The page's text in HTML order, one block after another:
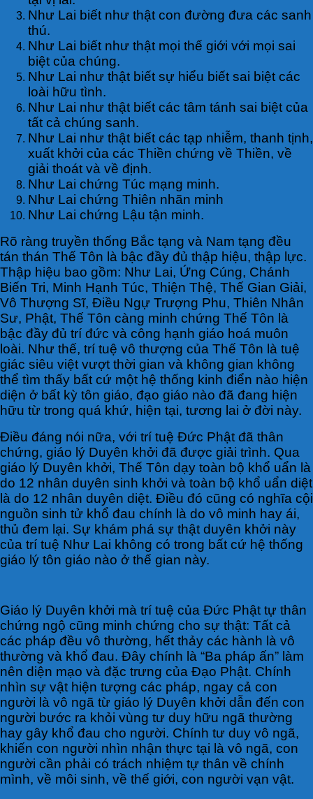
Như Lai biết như thật con đường đưa các sanh
thú.
Như Lai biết như thật mọi thế giới với mọi sai
biệt của chúng.
Như Lai như thật biết sự hiểu biết sai biệt các
loài hữu tình.
Như Lai như thật biết các tâm tánh sai biệt của
tất cả chúng sanh.
Như Lai như thật biết các tạp nhiễm, thanh tịnh,
xuất khởi của các Thiền chứng về Thiền, về
giải thoát và về định.
Như Lai chứng Túc mạng minh.
Như Lai chứng Thiên nhãn minh
Như Lai chứng Lậu tận minh.
Rõ ràng truyền thống Bắc tạng và Nam tạng đều
tán thán Thế Tôn là bậc đầy đủ thập hiệu, thập lực.
Thập hiệu bao gồm: Như Lai, Ứng Cúng, Chánh
Biến Tri, Minh Hạnh Túc, Thiện Thệ, Thế Gian Giải,
Vô Thượng Sĩ, Điều Ngự Trượng Phu, Thiên Nhân
Sư, Phật, Thế Tôn càng minh chứng Thế Tôn là
bậc đầy đủ trí đức và công hạnh giáo hoá muôn
loài. Như thế, trí tuệ vô thượng của Thế Tôn là tuệ
giác siêu việt vượt thời gian và không gian không
thể tìm thấy bất cứ một hệ thống kinh điển nào hiện
diện ở bất kỳ tôn giáo, đạo giáo nào đã đang hiện
hữu từ trong quá khứ, hiện tại, tương lai ở đời này.
Điều đáng nói nữa, với trí tuệ Đức Phật đã thân
chứng, giáo lý Duyên khởi đã được giải trình. Qua
giáo lý Duyên khởi, Thế Tôn dạy toàn bộ khổ uẩn là
do 12 nhân duyên sinh khởi và toàn bộ khổ uẩn diệt
là do 12 nhân duyên diệt. Điều đó cũng có nghĩa cội
nguồn sinh tử khổ đau chính là do vô minh hay ái,
thủ đem lại. Sự khám phá sự thật duyên khởi này
của trí tuệ Như Lai không có trong bất cứ hệ thống
giáo lý tôn giáo nào ở thế gian này.
Giáo lý Duyên khởi mà trí tuệ của Đức Phật tự thân
chứng ngộ cũng minh chứng cho sự thật: Tất cả
các pháp đều vô thường, hết thảy các hành là vô
thường và khổ đau. Đây chính là “Ba pháp ấn” làm
nên diện mạo và đặc trưng của Đạo Phật. Chính
nhìn sự vật hiện tượng các pháp, ngay cả con
người là vô ngã từ giáo lý Duyên khởi dẫn đến con
người bước ra khỏi vùng tư duy hữu ngã thường
hay gây khổ đau cho người. Chính tư duy vô ngã,
khiến con người nhìn nhận thực tại là vô ngã, con
người cần phải có trách nhiệm tự thân về chính
mình, về môi sinh, về thế giới, con người vạn vật.